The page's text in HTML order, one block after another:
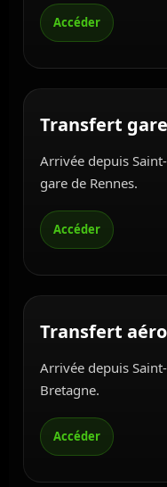
Transfert
Arrivée depuis
gare de Rennes.
Transfert
Arrivée depuis
Bretagne.